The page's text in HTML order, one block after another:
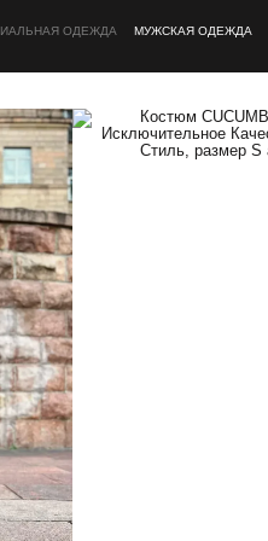
ОДЕЖДА МУЖСКАЯ ОДЕЖДА